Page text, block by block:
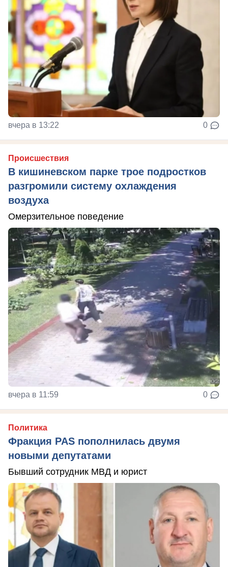
вчера в 13:22 0
Происшествия
В кишиневском парке трое подростков
разгромили систему охлаждения
воздуха
Омерзительное поведение
вчера в 11:59 0
Политика
Фракция PAS пополнилась двумя
новыми депутатами
Бывший сотрудник МВД и юрист